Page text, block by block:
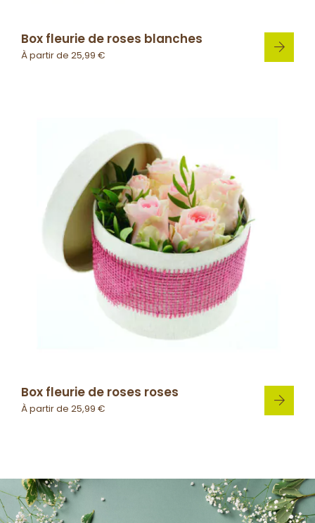
Box fleurie de roses blanches
À partir de 25,99 €
Box fleurie de roses roses
À partir de 25,99 €